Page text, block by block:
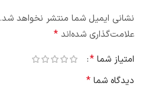
نشانی ایمیل شما منتشر نخواهد شد.
علامت‌گذاری شده‌اند *
امتیاز شما *
دیدگاه شما *